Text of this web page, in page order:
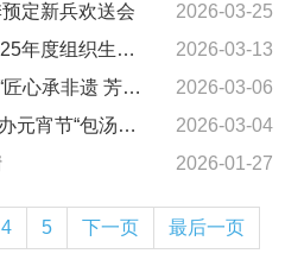
定新兵欢送会
2026-03-25
我校各党支部顺利召开2025年度组织生活会和开展民主评议党员工作
2026-03-13
图片新闻丨学校工会举办“匠心承非遗 芳华绽校园”女神节主题活动
2026-03-06
【图片新闻】学校工会举办元宵节“包汤圆”活动
2026-03-04
2026-01-27
4 5 下一页 最后一页